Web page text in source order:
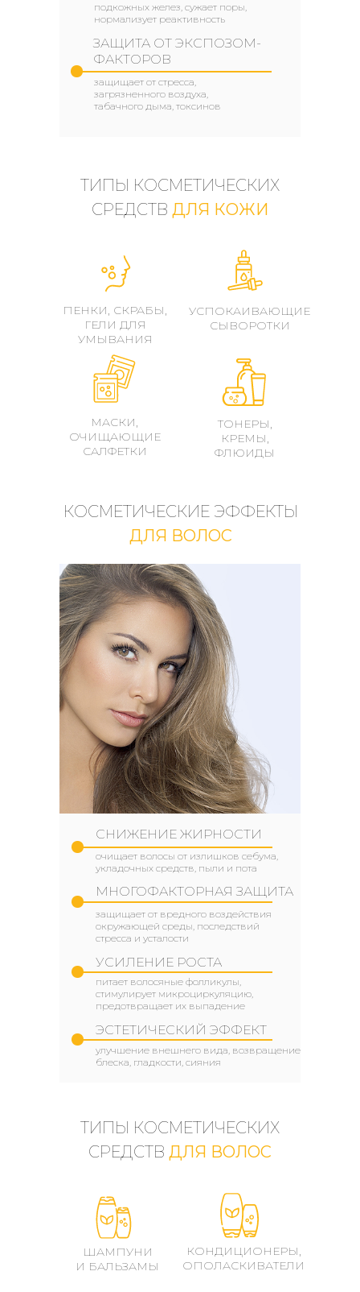
подкожных желез, сужает поры,
нормализует реактивность
ЗАЩИТА ОТ ЭКСПОЗОМ-
ФАКТОРОВ
защищает от стресса,
загрязненного воздуха,
табачного дыма, токсинов
ТИПЫ КОСМЕТИЧЕСКИХ
СРЕДСТВ ДЛЯ КОЖИ
ПЕНКИ, СКРАБЫ,
ГЕЛИ ДЛЯ
УМЫВАНИЯ
УСПОКАИВАЮЩИЕ
СЫВОРОТКИ
ТОНЕРЫ,
КРЕМЫ,
ФЛЮИДЫ
МАСКИ,
ОЧИЩАЮЩИЕ
САЛФЕТКИ
КОСМЕТИЧЕСКИЕ ЭФФЕКТЫ
ДЛЯ ВОЛОС
СНИЖЕНИЕ ЖИРНОСТИ
очищает волосы от излишков себума,
укладочных средств, пыли и пота
МНОГОФАКТОРНАЯ ЗАЩИТА
защищает от вредного воздействия
окружающей среды, последствий
стресса и усталости
УСИЛЕНИЕ РОСТА
питает волосяные фолликулы,
стимулирует микроциркуляцию,
предотвращает их выпадение
ЭСТЕТИЧЕСКИЙ ЭФФЕКТ
улучшение внешнего вида, возвращение
блеска, гладкости, сияния
ТИПЫ КОСМЕТИЧЕСКИХ
СРЕДСТВ ДЛЯ ВОЛОС
ШАМПУНИ
И БАЛЬЗАМЫ
КОНДИЦИОНЕРЫ,
ОПОЛАСКИВАТЕЛИ